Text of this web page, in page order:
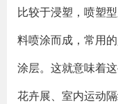
比较于浸塑，喷塑
料喷涂而成，常用
涂层。这就意味着
花卉展、室内运动隔